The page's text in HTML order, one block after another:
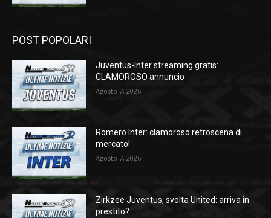
POST POPOLARI
Juventus-Inter streaming gratis:
CLAMOROSO annuncio
Agosto 7, 2026
Romero Inter: clamoroso retroscena di
mercato!
Agosto 7, 2026
Zirkzee Juventus, svolta United: arriva in
prestito?